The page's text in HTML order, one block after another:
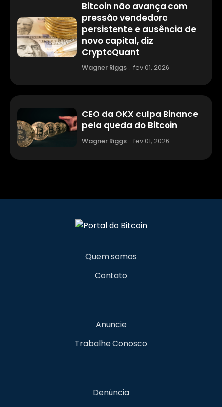
Bitcoin não avança com
pressão vendedora
persistente e ausência de
novo capital, diz
CryptoQuant
Wagner Riggs . fev 01, 2026
CEO da OKX culpa Binance
pela queda do Bitcoin
Wagner Riggs . fev 01, 2026
Quem somos
Contato
Anuncie
Trabalhe Conosco
Denúncia